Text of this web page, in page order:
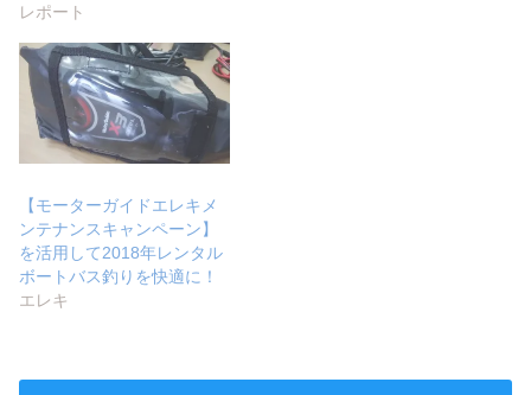
レポート
【モーターガイドエレキメ
ンテナンスキャンペーン】
を活用して2018年レンタル
ボートバス釣りを快適に！
エレキ